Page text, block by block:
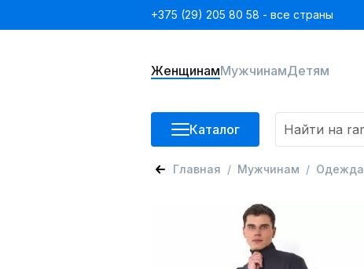
+375 (29) 205 80 58 - все страны
ЖенщинамМужчинамДетям
Каталог
Главная Мужчинам Одежда